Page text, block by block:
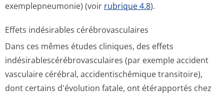
exemplepneumonie) (voir rubrique 4.8).
Effets indésirables cérébrovasculaires
Dans ces mêmes études cliniques, des effets
indésirablescé­rébrovasculai­res (par exemple accident
vasculaire cérébral, accidentischémique transitoire),
dont certains d'évolution fatale, ont étérapportés chez